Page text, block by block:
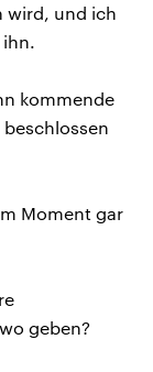
wird, und ich
kommende
Moment gar
geben?